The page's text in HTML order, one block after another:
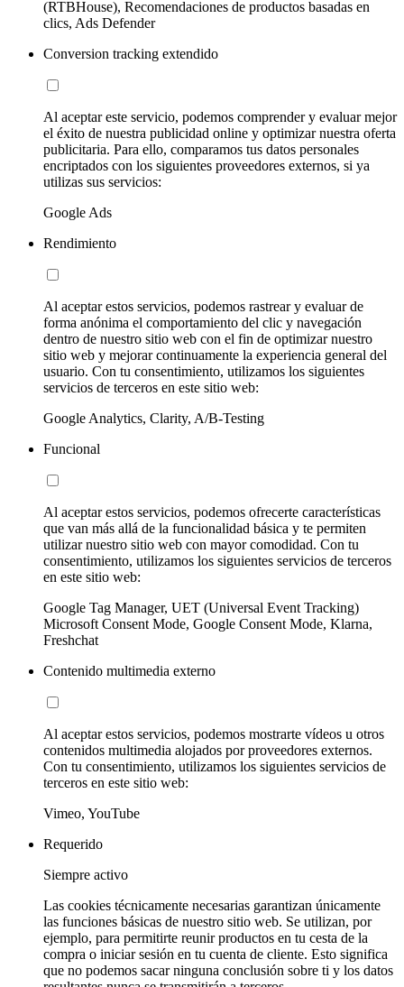
(RTBHouse), Recomendaciones de productos basadas en
clics, Ads Defender
Conversion tracking extendido
Al aceptar este servicio, podemos comprender y evaluar mejor
el éxito de nuestra publicidad online y optimizar nuestra oferta
publicitaria. Para ello, comparamos tus datos personales
encriptados con los siguientes proveedores externos, si ya
utilizas sus servicios:
Google Ads
Rendimiento
Al aceptar estos servicios, podemos rastrear y evaluar de
forma anónima el comportamiento del clic y navegación
dentro de nuestro sitio web con el fin de optimizar nuestro
sitio web y mejorar continuamente la experiencia general del
usuario. Con tu consentimiento, utilizamos los siguientes
servicios de terceros en este sitio web:
Google Analytics, Clarity, A/B-Testing
Funcional
Al aceptar estos servicios, podemos ofrecerte características
que van más allá de la funcionalidad básica y te permiten
utilizar nuestro sitio web con mayor comodidad. Con tu
consentimiento, utilizamos los siguientes servicios de terceros
en este sitio web:
Google Tag Manager, UET (Universal Event Tracking)
Microsoft Consent Mode, Google Consent Mode, Klarna,
Freshchat
Contenido multimedia externo
Al aceptar estos servicios, podemos mostrarte vídeos u otros
contenidos multimedia alojados por proveedores externos.
Con tu consentimiento, utilizamos los siguientes servicios de
terceros en este sitio web:
Vimeo, YouTube
Requerido
Siempre activo
Las cookies técnicamente necesarias garantizan únicamente
las funciones básicas de nuestro sitio web. Se utilizan, por
ejemplo, para permitirte reunir productos en tu cesta de la
compra o iniciar sesión en tu cuenta de cliente. Esto significa
que no podemos sacar ninguna conclusión sobre ti y los datos